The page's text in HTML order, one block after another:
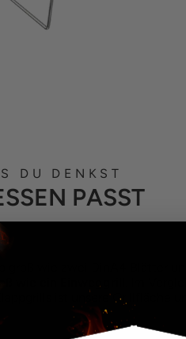
DU DENKST
PASST
groß wie zwei DinA4 Blätter und
wie ein Einweggrill
ist unsere Grillfläche um